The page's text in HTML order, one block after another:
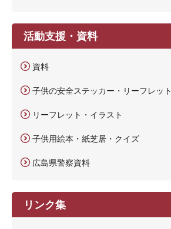
活動支援・資料
資料
子供の安全ステッカー・リーフレット
リーフレット・イラスト
子供用絵本・紙芝居・クイズ
広島県警察資料
リンク集